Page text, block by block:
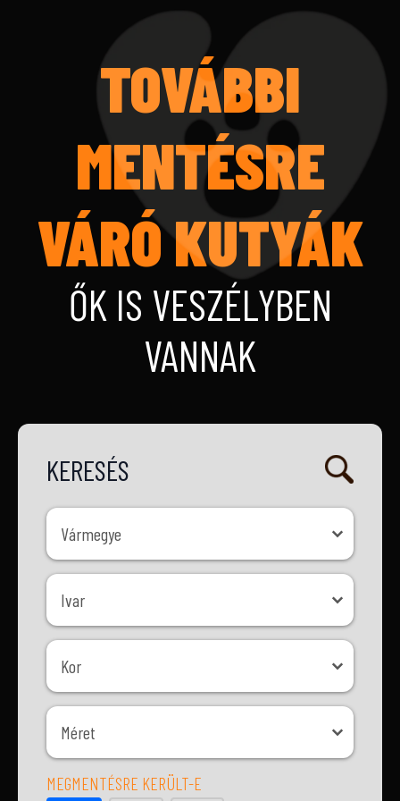
TOVÁBBI
MENTÉSRE
VÁRÓ KUTYÁK
ŐK IS VESZÉLYBEN
VANNAK
KERESÉS
Vármegye
Vármegye
Ivar
Ivar
Kor
Kor
Méret
Méret
MEGMENTÉSRE KERÜLT-E